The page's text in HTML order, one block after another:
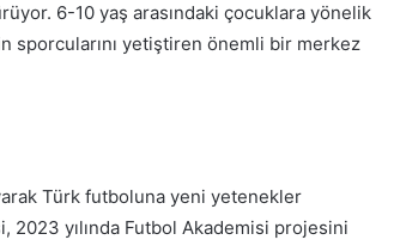
6-10 yaş arasındaki çocuklara yönelik
sporcularını yetiştiren önemli bir merkez
Türk futboluna yeni yetenekler
2023 yılında Futbol Akademisi projesini